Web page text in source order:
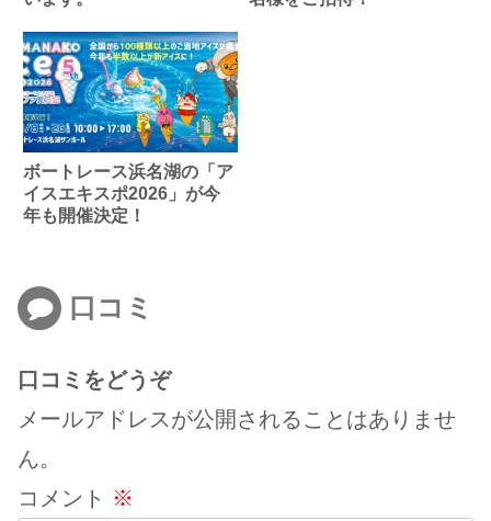
ボートレース浜名湖の「ア
イスエキスポ2026」が今
年も開催決定！
口コミ
口コミをどうぞ
メールアドレスが公開されることはありませ
ん。
コメント ※